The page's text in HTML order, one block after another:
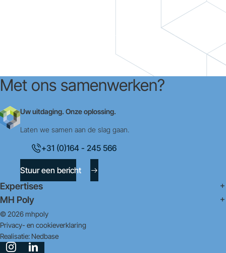
Met ons samenwerken?
Uw uitdaging. Onze oplossing.
Laten we samen aan de slag gaan.
+31 (0)164 - 245 566
Stuur een bericht
Expertises
MH Poly
© 2026 mhpoly
Privacy- en cookieverklaring
Realisatie: Nedbase